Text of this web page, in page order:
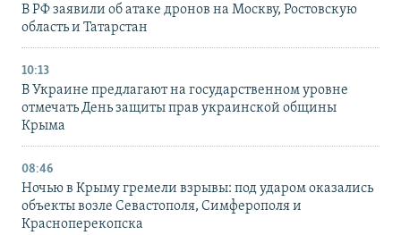
В РФ заявили об атаке дронов на Москву, Ростовскую
область и Татарстан
10:13
В Украине предлагают на государственном уровне
отмечать День защиты прав украинской общины
Крыма
08:46
Ночью в Крыму гремели взрывы: под ударом оказались
объекты возле Севастополя, Симферополя и
Красноперекопска